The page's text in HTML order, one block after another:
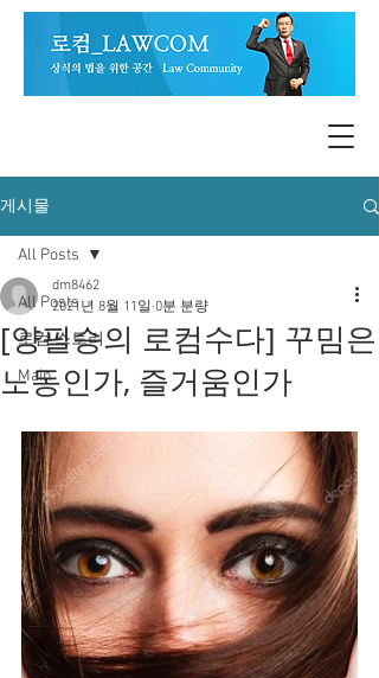
게시물
All Posts
로컴 스토리
Main
All Posts
[양필승의 로컴수다] 꾸밈은
노동인가, 즐거움인가
dm8462
2021년 8월 11일 0분 분량